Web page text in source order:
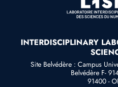
INTERDISCIPLINARY
Site Belvédère : Campus
Belvédère F-
91400 -